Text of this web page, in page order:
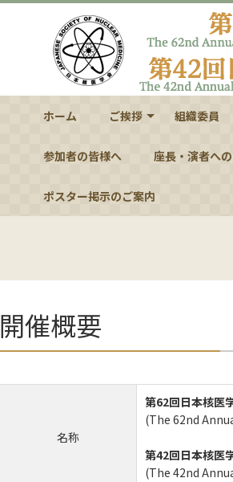
ホーム ご挨拶
第62回日本核医学会学術
第42回日本核医学技術
組織委員
参加者の皆様へ 座長・演者へ
ポスター掲示のご案内
開催概要
名称
第62回日本核医
(The 62nd
第42回日本核医
(The 42nd